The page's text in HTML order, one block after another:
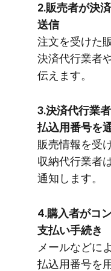
2.販売者が​決
送信
注文を​受けた​
決済代行業者
伝えます。
3.決済代行業
払込用番号を​
販売情報を​受
収納代行業者
通知します。
4.購入者が​コ
支払い手続き
メールなどに​
払込用番号を​